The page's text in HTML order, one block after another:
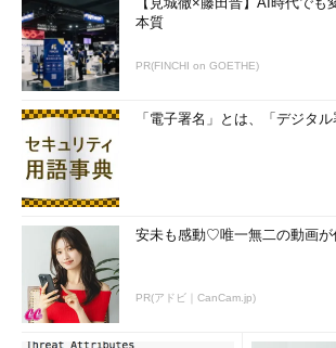
本質
PR(FINCHI on GOETHE)
「電子署名」とは、「デジタ
安未も感動♡唯一無二の動画が
PR(アドビ｜CanCam.jp)